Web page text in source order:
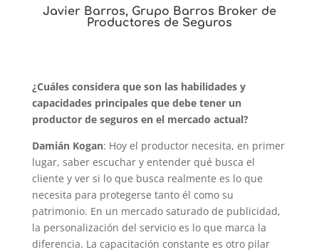
Javier Barros, Grupo Barros Broker de
Productores de Seguros
¿Cuáles considera que son las habilidades y
capacidades principales que debe tener un
productor de seguros en el mercado actual?
Damián Kogan: Hoy el productor necesita, en primer
lugar, saber escuchar y entender qué busca el
cliente y ver si lo que busca realmente es lo que
necesita para protegerse tanto él como su
patrimonio. En un mercado saturado de publicidad,
la personalización del servicio es lo que marca la
diferencia. La capacitación constante es otro pilar